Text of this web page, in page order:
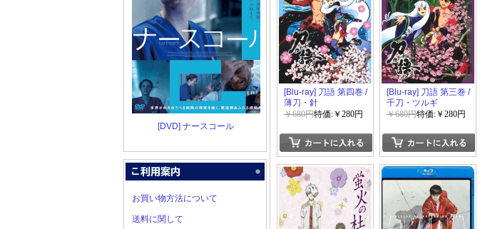
[DVD] ナースコール
お買い物方法について
送料に関して
[Blu-ray] 刀語 第四巻 /
薄刀・針
￥680円特価:￥280円
[Blu-ray] 刀語 第三巻 /
千刀・ツルギ
￥680円特価:￥280円